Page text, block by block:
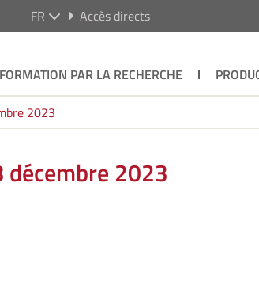
FR Accès directs
FORMATION PAR LA RECHERCHE
2023
décembre 2023